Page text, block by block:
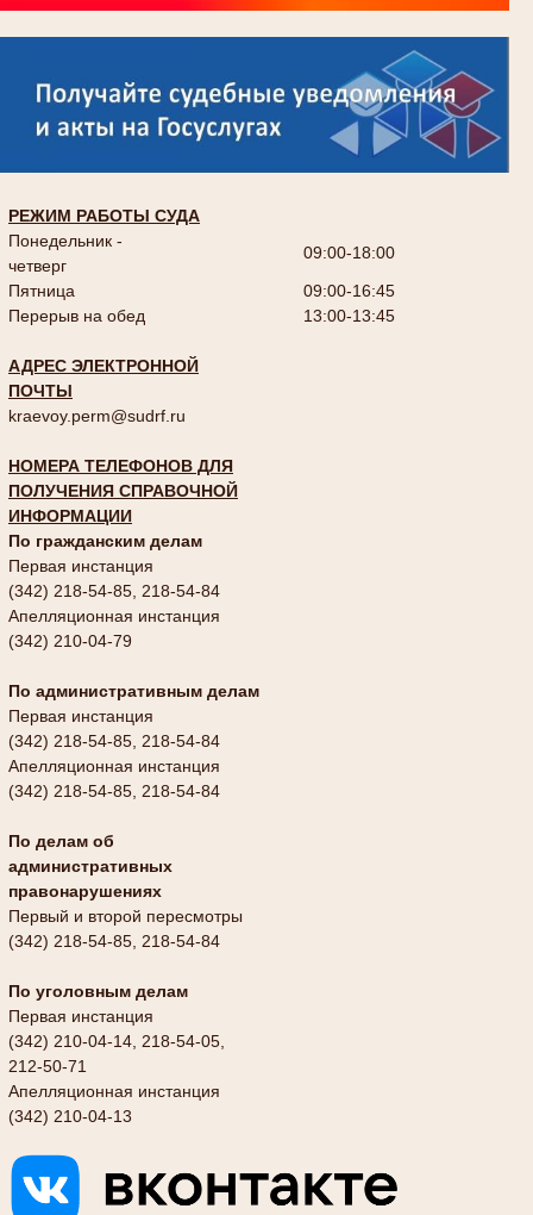
РЕЖИМ РАБОТЫ СУДА
Понедельник -
четверг
09:00-18:00
Пятница
09:00-16:45
Перерыв на обед
13:00-13:45
АДРЕС ЭЛЕКТРОННОЙ
ПОЧТЫ
kraevoy.perm@sudrf.ru
НОМЕРА ТЕЛЕФОНОВ ДЛЯ
ПОЛУЧЕНИЯ СПРАВОЧНОЙ
ИНФОРМАЦИИ
По гражданским делам
Первая инстанция
(342) 218-54-85, 218-54-84
Апелляционная инстанция
(342) 210-04-79
По административным делам
Первая инстанция
(342) 218-54-85, 218-54-84
Апелляционная инстанция
(342) 218-54-85, 218-54-84
По делам об
административных
правонарушениях
Первый и второй пересмотры
(342) 218-54-85, 218-54-84
По уголовным делам
Первая инстанция
(342) 210-04-14, 218-54-05,
212-50-71
Апелляционная инстанция
(342) 210-04-13